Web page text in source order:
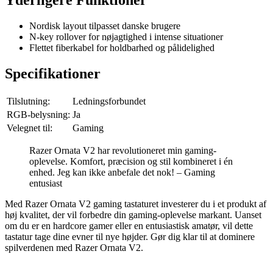
Nordisk layout tilpasset danske brugere
N-key rollover for nøjagtighed i intense situationer
Flettet fiberkabel for holdbarhed og pålidelighed
Specifikationer
Tilslutning:
Ledningsforbundet
RGB-belysning: Ja
Velegnet til:
Gaming
Razer Ornata V2 har revolutioneret min gaming-
oplevelse. Komfort, præcision og stil kombineret i én
enhed. Jeg kan ikke anbefale det nok! – Gaming
entusiast
Med Razer Ornata V2 gaming tastaturet investerer du i et produkt af
høj kvalitet, der vil forbedre din gaming-oplevelse markant. Uanset
om du er en hardcore gamer eller en entusiastisk amatør, vil dette
tastatur tage dine evner til nye højder. Gør dig klar til at dominere
spilverdenen med Razer Ornata V2.